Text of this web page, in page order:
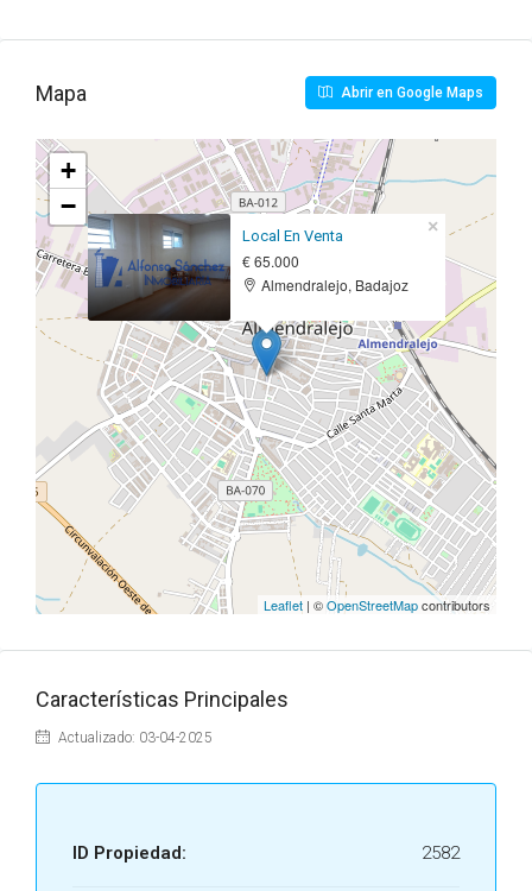
Mapa Abrir en Google Maps
Local En Venta
€ 65.000
Almendralejo, Badajoz
×
+
−
Leaflet | ©OpenStreetMapcontributors
Características Principales
Actualizado: 03-04-2025
ID Propiedad: 2582